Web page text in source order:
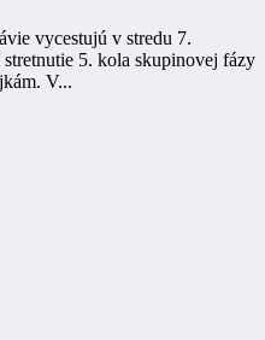
vycestujú v stredu 7.
5. kola skupinovej fázy
V...